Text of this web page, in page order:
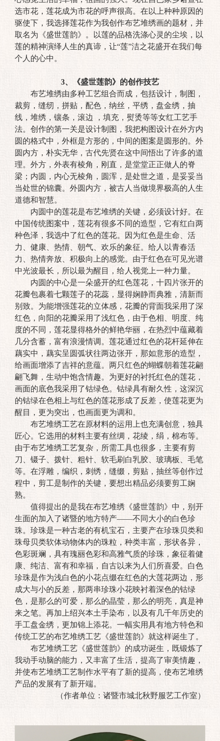
选市花，莲花成为市花的呼声很高。在以上种种原因的
驱使下，我选择莲花作为我创作布艺堆绣画的题材，并
取名为《盛世莲韵》。以莲的品格洗涤心灵的尘埃，以
莲的精神演绎人生的真谛，让“莲”洁之花盛开在我们每
个人的心中。
3、《盛世莲韵》的创作技艺
布艺堆绣由多种工艺组合而成，包括设计，制图，
裁剪，缝纫，拼贴，配色，纳丝，平绣，盘金绣，抽
线，堆绣，镶条，滚边 ，填充，熨烫等等女红工艺手
法。创作的第一关是设计制图，我把构图设计在外方内
圆的格式中，外框是方形的，中间的图案是圆形的。外
圆内方，朴实无华，古代先贤在这中间悟出了许多的道
理。外方，外表有棱角，刚直，是堂堂正正做人的脊
梁；内圆，内心无棱角，圆浑，是处世之道，是妥妥当
当处世的锦囊。外圆内方，被古人当做境界极高的人生
道德和智慧。
内圆中的莲花是布艺堆绣的关键，必须设计好。在
中国传统图案中，莲花有很多不同的造型，它有红白两
种色泽，我选中了红色的莲花。因为红色是生命、活
力、健康、热情、朝气、欢乐的象征。给人以青春活
力、热情奔放、积极向上的感觉。由于红色在可见光谱
中光波最长，所以最为醒目，给人视觉上一种力量。
内圆的中心是一朵盛开的红色莲花，十四片张开的
花瓣包裹着七颗莲子的花蕊，显得娴静而典雅，清新而
别致。为能增强莲花的立体感，花瓣的背面我采用了深
红色，向阳的花瓣采用了浅红色，由于色相、明度、纯
度的不同，莲花显得格外的鲜艳华丽，在热烈中蕴藏着
几分含蓄，富有浪漫情调。莲花通过红色的花杆延伸在
藕实中，藕实呈圆弧状往两边张开，那如意形的造型，
给画面增添了吉祥的意蕴。两只红色的蝴蝶朝着莲花翩
翩飞舞，生动中饱含情趣。为更好的衬托红色的莲花，
画面的底色我采用了钴绿色。钴绿具有耐久性，这深沉
的钴绿在色相上与红色的莲花形成了反差，使莲花更为
醒目，更为突出，也画面更为调和。
布艺堆绣工艺在原材料的运用上也充满创意，独具
匠心。它选用的材料主要有丝绸，花绫，绢，棉布等。
由于布艺堆绣工艺复杂，所需工具也很多，主要有剪
刀、镊子、拨针、粗针、软毛刷白乳胶、玻璃板、毛笔
等。在浮雕，编织，刺绣，缝缀，剪贴，抽丝等创作过
程中，剪工是制作的关键，要想出精品必须要剪工娴
熟。
值得提出的是我在布艺堆绣《盛世莲韵》中，别开
生面的加入了诸暨的地方特产——不同大小的白色珍
珠。珍珠是一种古老的有机宝石，主要产在珍珠贝类和
珠母贝类软体动物体内的珠粒，种类丰富，形状各异，
色彩斑斓，具有瑰丽色彩和高雅气质的珍珠，象征着健
康、纯洁、富有和幸福，自古以来为人们所喜爱。白色
珍珠是作为浅白色的小花点缀在红色的大莲花两边，形
成大与小的反差，那两串珍珠小花映衬着深色的钴绿
色，是那么的可爱，那么的晶莹，那么的明亮，真是神
来之笔。再加上绍兴本土手染布，以及有几千年历史的
手工盘金绣，更加锦上添花。一幅实用具有地方特色和
传统工艺的布艺堆绣工艺《盛世莲韵》就这样诞生了。
布艺堆绣工艺《盛世莲韵》的成功诞生，既锻炼了
我动手动脑的能力，又丰富了生活，提高了审美情趣，
并使布艺堆绣工艺制作水平有了新的提高，使布艺堆绣
产品的发展有了新开端。
（作者单位：诸暨市城北秋野服艺工作室）